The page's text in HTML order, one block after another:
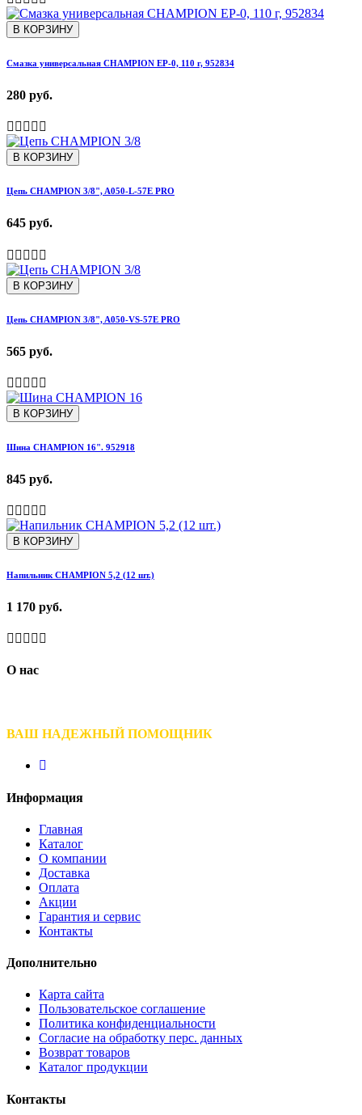
В КОРЗИНУ
Смазка универсальная CHAMPION EP-0, 110 г, 952834
280 руб.
В КОРЗИНУ
Цепь CHAMPION 3/8", A050-L-57E PRO
645 руб.
В КОРЗИНУ
Цепь CHAMPION 3/8", A050-VS-57E PRO
565 руб.
В КОРЗИНУ
Шина CHAMPION 16". 952918
845 руб.
В КОРЗИНУ
Напильник CHAMPION 5,2 (12 шт.)
1 170 руб.
О нас
ВАШ НАДЕЖНЫЙ ПОМОЩНИК
Информация
Главная
Каталог
О компании
Доставка
Оплата
Акции
Гарантия и сервис
Контакты
Дополнительно
Карта сайта
Пользовательское соглашение
Политика конфиденциальности
Согласие на обработку перс. данных
Возврат товаров
Каталог продукции
Контакты